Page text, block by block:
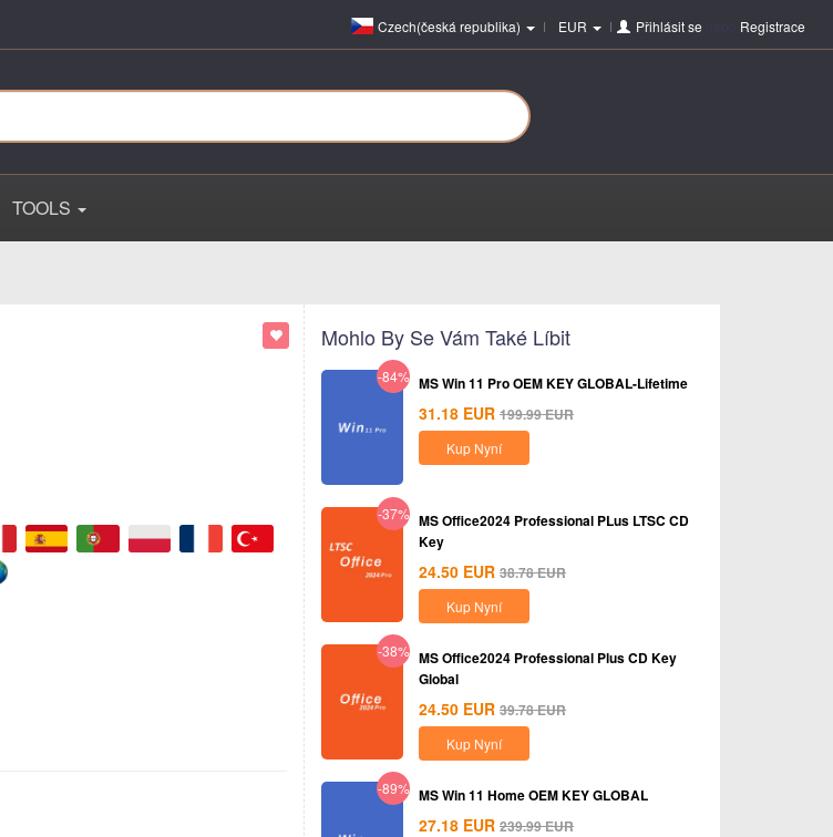
Czech(česká republika) EUR Přihlásit se nebo Registrace
TOOLS
Mohlo By Se Vám Také Líbit
-84% MS Win 11 Pro OEM KEY GLOBAL-Lifetime
31.18 EUR 199.99EUR
Kup Nyní
-37% MS Office2024 Professional PLus LTSC CD
Key
24.50 EUR 38.78EUR
Kup Nyní
-38% MS Office2024 Professional Plus CD Key
Global
24.50 EUR 39.78EUR
Kup Nyní
-89% MS Win 11 Home OEM KEY GLOBAL
27.18 EUR 239.99EUR